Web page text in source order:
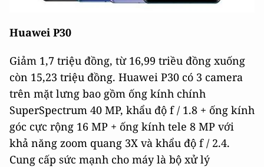
Huawei P30
Giảm 1,7 triệu đồng, từ 16,99 triều đồng xuống
còn 15,23 triệu đồng. Huawei P30 có 3 camera
trên mặt lưng bao gồm ống kính chính
SuperSpectrum 40 MP, khẩu độ f / 1.8 + ống kính
góc cực rộng 16 MP + ống kính tele 8 MP với
khả năng zoom quang 3X và khẩu độ f / 2.4.
Cung cấp sức mạnh cho máy là bộ xử lý